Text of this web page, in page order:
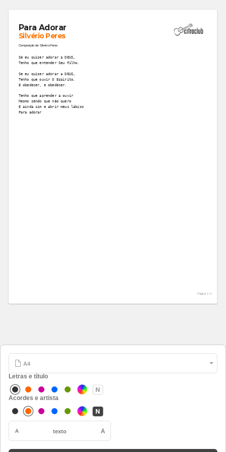
Para Adorar
Silvério Peres
Composição de: Silvério Peres
Se eu quiser adorar a DEUS,
Tenho que entender Seu Filho.
Se eu quiser adorar a DEUS,
Tenho que ouvir O Espírito.
E obedecer, e obedecer.
Tenho que aprender a ouvir
Mesmo sendo que não quero
E ainda sim e abrir meus lábios
Para adorar
Página 1 / 1
Letras e título
Acordes e artista
texto